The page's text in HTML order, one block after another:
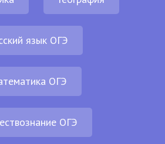
язык ОГЭ
ОГЭ
ОГЭ